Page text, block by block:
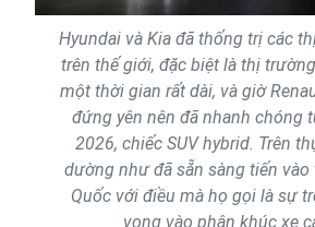
Hyundai và Kia đã thống trị các
trên thế giới, đặc biệt là thị
một thời gian rất dài, và giờ
đứng yên nên đã nhanh chóng
2026, chiếc SUV hybrid. Trên
dường như đã sẵn sàng tiến
Quốc với điều mà họ gọi là sự
vọng vào phân khúc xe